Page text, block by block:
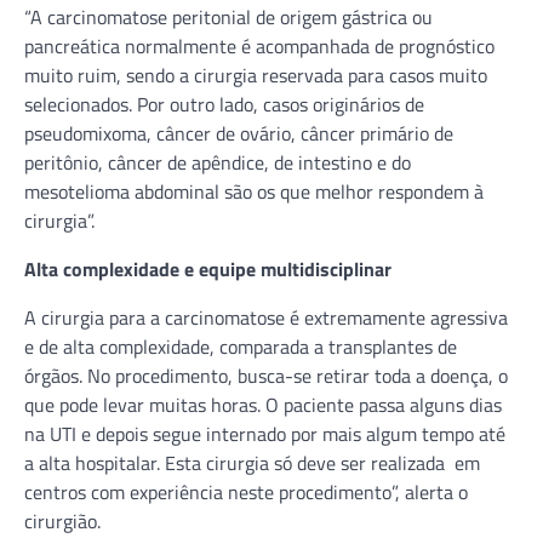
“A carcinomatose peritonial de origem gástrica ou
pancreática normalmente é acompanhada de prognóstico
muito ruim, sendo a cirurgia reservada para casos muito
selecionados. Por outro lado, casos originários de
pseudomixoma, câncer de ovário, câncer primário de
peritônio, câncer de apêndice, de intestino e do
mesotelioma abdominal são os que melhor respondem à
cirurgia”.
Alta complexidade e equipe multidisciplinar
A cirurgia para a carcinomatose é extremamente agressiva
e de alta complexidade, comparada a transplantes de
órgãos. No procedimento, busca-se retirar toda a doença, o
que pode levar muitas horas. O paciente passa alguns dias
na UTI e depois segue internado por mais algum tempo até
a alta hospitalar. Esta cirurgia só deve ser realizada em
centros com experiência neste procedimento”, alerta o
cirurgião.